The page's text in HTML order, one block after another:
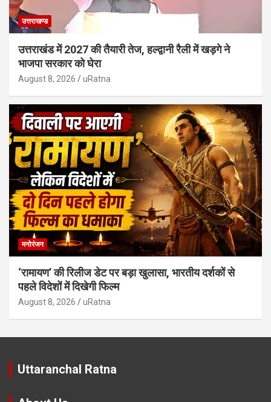
उत्तराखण्ड
उत्तराखंड में 2027 की तैयारी तेज, हल्द्वानी रैली में खड़गे ने
भाजपा सरकार को घेरा
August 8, 2026 uRatna
मनोरंजन
‘रामायण’ की रिलीज डेट पर बड़ा खुलासा, भारतीय दर्शकों से
पहले विदेशों में दिखेगी फिल्म
August 8, 2026 uRatna
Uttaranchal Ratna